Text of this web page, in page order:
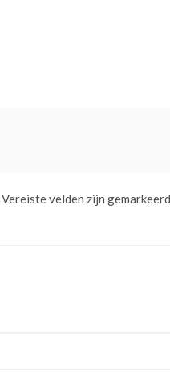
Vereiste velden zijn